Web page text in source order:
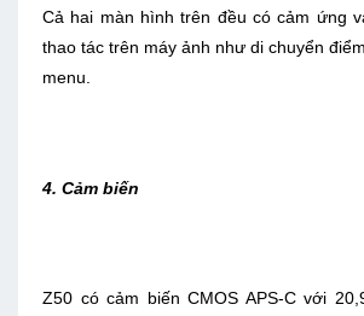
Cả hai màn hình trên đều có cảm ứng
thao tác trên máy ảnh như di chuyển
menu.
4. Cảm biến
Z50 có cảm biến CMOS APS-C với